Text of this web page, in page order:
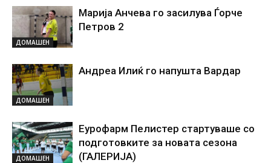
ДОМАШЕН
Марија Анчева го засилува Ѓорче
Петров 2
ДОМАШЕН
Андреа Илиќ го напушта Вардар
ДОМАШЕН
Еурофарм Пелистер стартуваше со
подготовките за новата сезона
(ГАЛЕРИЈА)